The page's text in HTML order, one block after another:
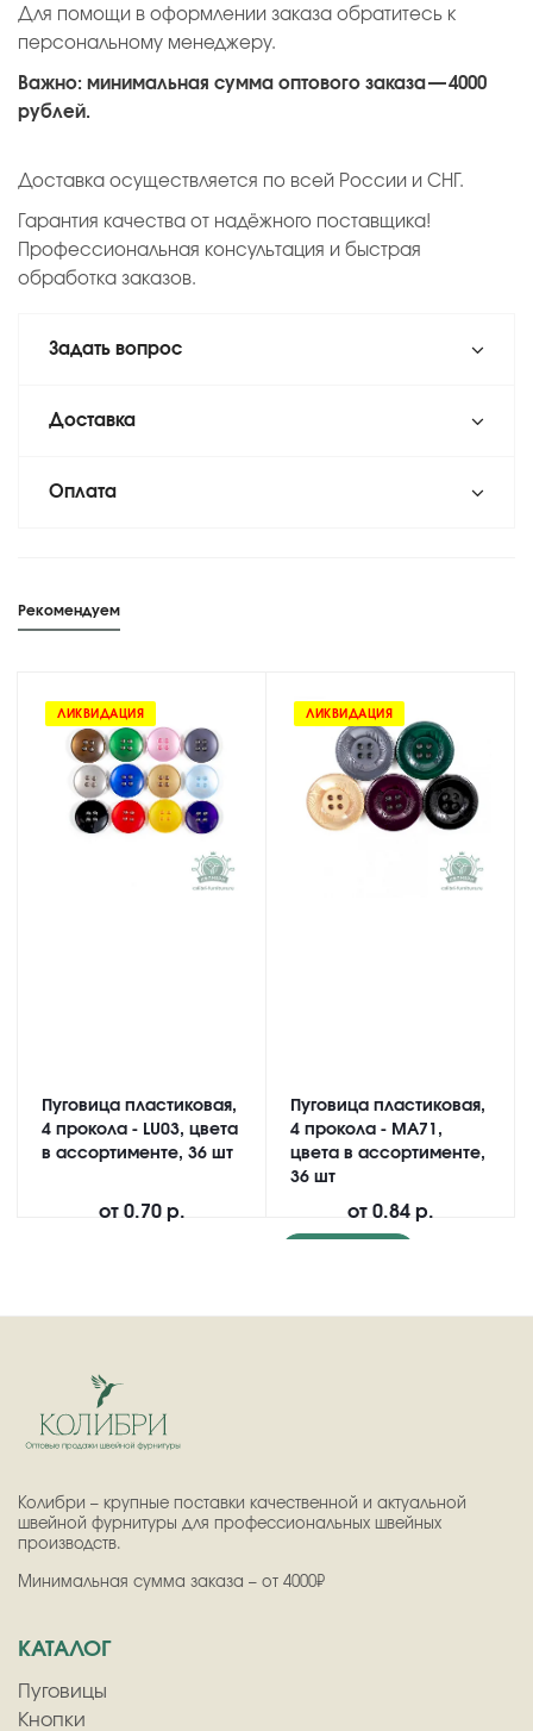
Для помощи в оформлении заказа обратитесь к
персональному менеджеру.
Важно: минимальная сумма оптового заказа — 4000
рублей.
Доставка осуществляется по всей России и СНГ.
Гарантия качества от надёжного поставщика!
Профессиональная консультация и быстрая
обработка заказов.
Задать вопрос
Доставка
Оплата
Рекомендуем
ЛИКВИДАЦИЯ
Пуговица пластиковая,
4 прокола - LU03, цвета
в ассортименте, 36 шт
от 0.70 р.
ЛИКВИДАЦИЯ
Пуговица пластиковая,
4 прокола - MA71,
цвета в ассортименте,
36 шт
от 0.84 р.
Колибри – крупные поставки качественной и актуальной
швейной фурнитуры для профессиональных швейных
производств.
Минимальная сумма заказа – от 4000₽
КАТАЛОГ
Пуговицы
Кнопки